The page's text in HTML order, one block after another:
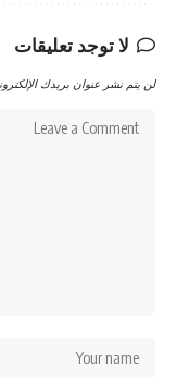
لا توجد تعليقات
لن يتم نشر عنوان بريدك